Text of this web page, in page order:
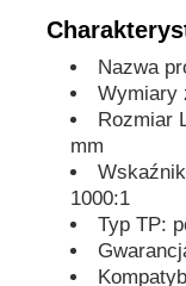
Wyświetlacz
E Papierowy
Nazwa
Wymiary
Rozmiar
mm
1000:1
Typ TP: